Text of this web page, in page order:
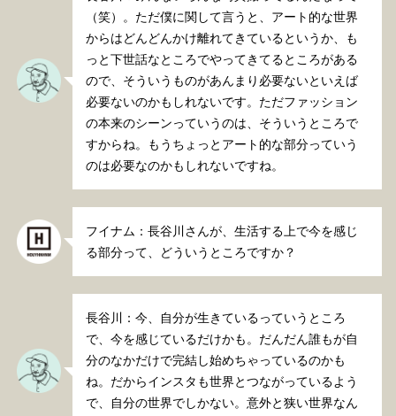
（笑）。ただ僕に関して言うと、アート的な世界
からはどんどんかけ離れてきているというか、も
っと下世話なところでやってきてるところがある
ので、そういうものがあんまり必要ないといえば
必要ないのかもしれないです。ただファッション
の本来のシーンっていうのは、そういうところで
すからね。もうちょっとアート的な部分っていう
のは必要なのかもしれないですね。
フイナム：長谷川さんが、生活する上で今を感じ
る部分って、どういうところですか？
長谷川：今、自分が生きているっていうところ
で、今を感じているだけかも。だんだん誰もが自
分のなかだけで完結し始めちゃっているのかも
ね。だからインスタも世界とつながっているよう
で、自分の世界でしかない。意外と狭い世界なん